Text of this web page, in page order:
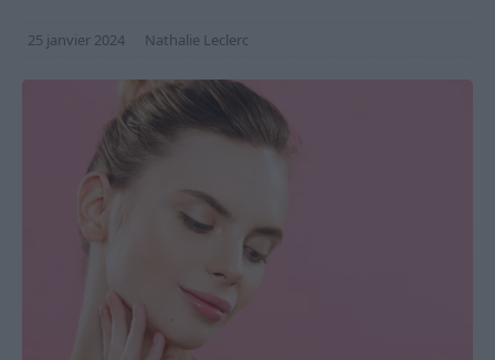
25 janvier 2024 Nathalie Leclerc